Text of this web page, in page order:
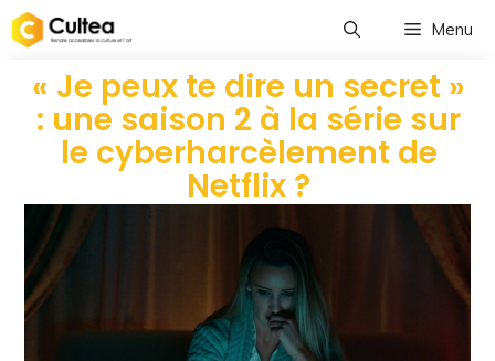
Menu
« Je peux te dire un secret »
: une saison 2 à la série sur
le cyberharcèlement de
Netflix ?